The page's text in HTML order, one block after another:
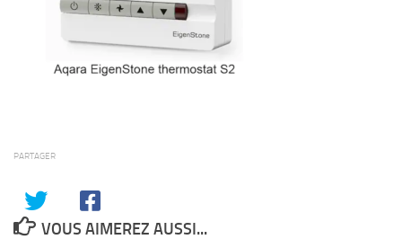
PARTAGER
VOUS AIMEREZ AUSSI...